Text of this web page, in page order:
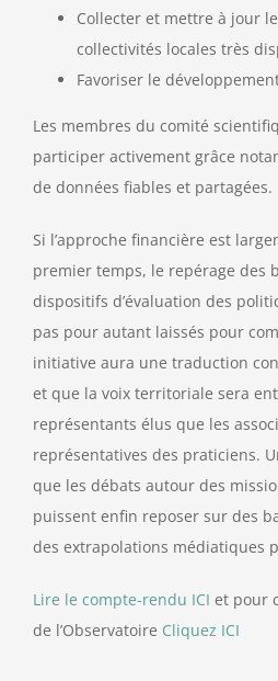
Collecter et mettre à jour
collectivités locales très
Favoriser le
Les membres du comité
participer activement grâce
de données fiables et partagées.
Si l’approche financière est
premier temps, le repérage des
dispositifs d’évaluation des
pas pour autant laissés pour
initiative aura une traduction
et que la voix territoriale sera
représentants élus que les
représentatives des praticiens.
que les débats autour des
puissent enfin reposer sur des
des extrapolations médiatiques
Lire le compte-rendu ICI et pour
de l’Observatoire Cliquez ICI